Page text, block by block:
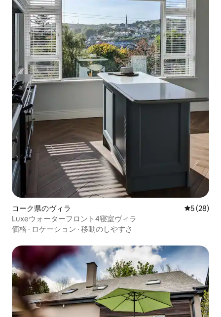
コーク県のヴィラ レビュー
5 (28)
Luxeウォーターフロント4寝室ヴィラ
価格 · ロケーション · 移動のしやすさ